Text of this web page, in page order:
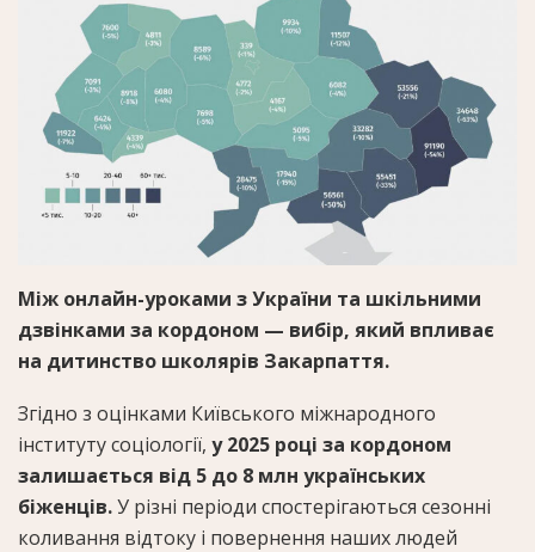
Між онлайн-уроками з України та шкільними
дзвінками за кордоном — вибір, який впливає
на дитинство школярів Закарпаття.
Згідно з оцінками Київського міжнародного
інституту соціології, у 2025 році за кордоном
залишається від 5 до 8 млн українських
біженців.У різні періоди спостерігаються сезонні
коливання відтоку і повернення наших людей